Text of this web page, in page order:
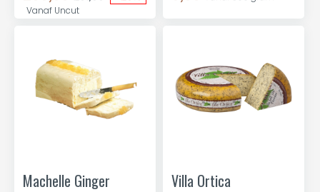
Vanaf Uncut
Machelle Ginger Villa Ortica